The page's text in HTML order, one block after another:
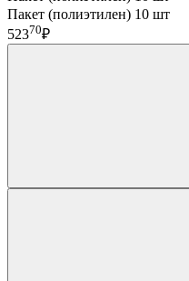
Пакет (полиэтилен) 10 шт
52370₽